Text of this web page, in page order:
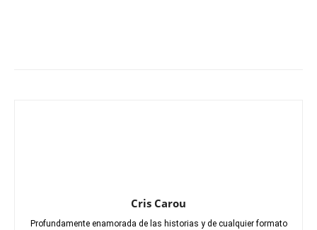
Cris Carou
Profundamente enamorada de las historias y de cualquier formato